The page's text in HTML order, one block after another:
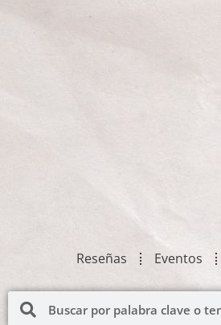
Reseñas Eventos